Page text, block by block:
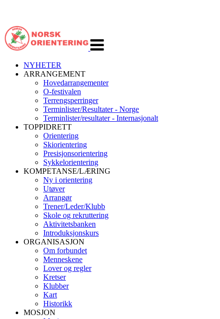
navigasjon
NYHETER
ARRANGEMENT
Hovedarrangementer
O-festivalen
Terrengsperringer
Terminlister/Resultater - Norge
Terminlister/resultater - Internasjonalt
TOPPIDRETT
Orientering
Skiorientering
Presisjonsorientering
Sykkelorientering
KOMPETANSE/LÆRING
Ny i orientering
Utøver
Arrangør
Trener/Leder/Klubb
Skole og rekruttering
Aktivitetsbanken
Introduksjonskurs
ORGANISASJON
Om forbundet
Menneskene
Lover og regler
Kretser
Klubber
Kart
Historikk
MOSJON